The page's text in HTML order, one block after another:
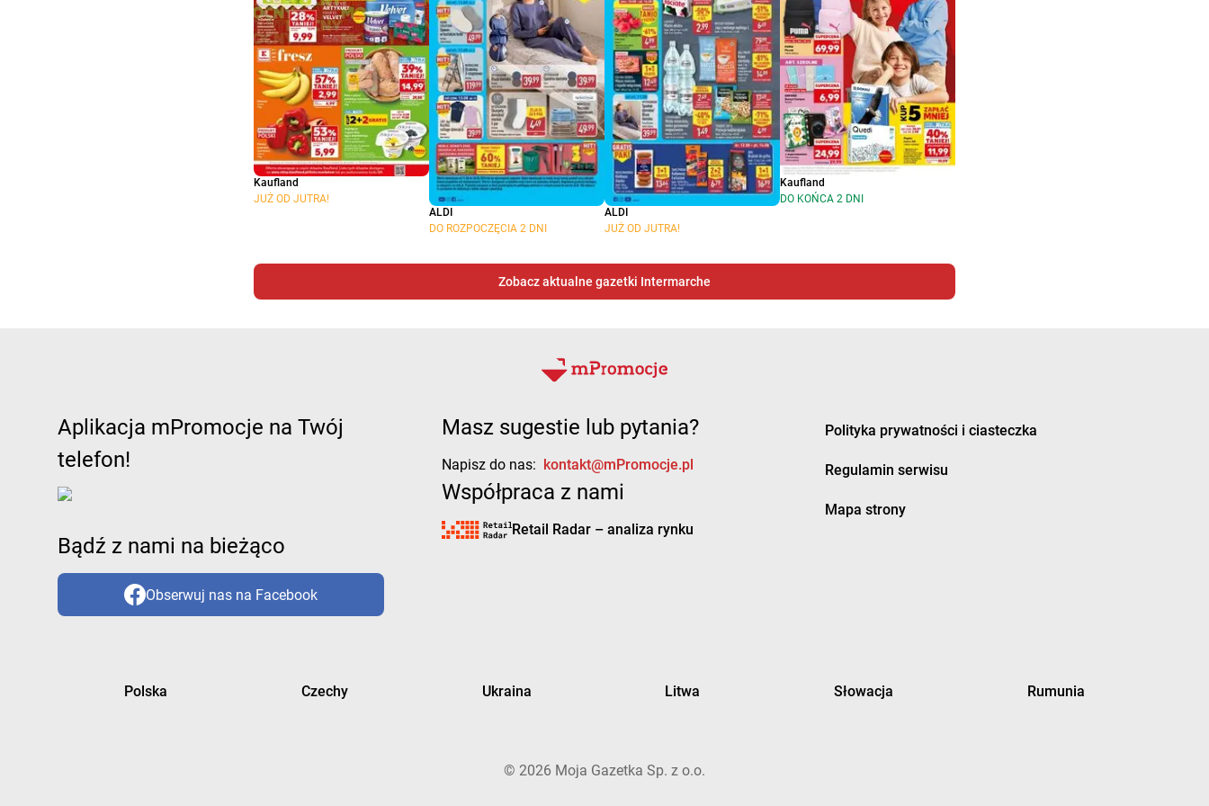
Kaufland
JUŻ OD JUTRA!
ALDI
DO ROZPOCZĘCIA 2 DNI
ALDI
JUŻ OD JUTRA!
Kaufland
DO KOŃCA 2 DNI
Zobacz aktualne gazetki Intermarche
Aplikacja mPromocje na Twój
telefon!
Bądź z nami na bieżąco
Obserwuj nas na Facebook
Masz sugestie lub pytania?
Napisz do nas: kontakt@mPromocje.pl
Współpraca z nami
Retail Radar – analiza rynku
Polityka prywatności i ciasteczka
Regulamin serwisu
Mapa strony
Polska Czechy Ukraina Litwa Słowacja Rumunia
© 2026 Moja Gazetka Sp. z o.o.